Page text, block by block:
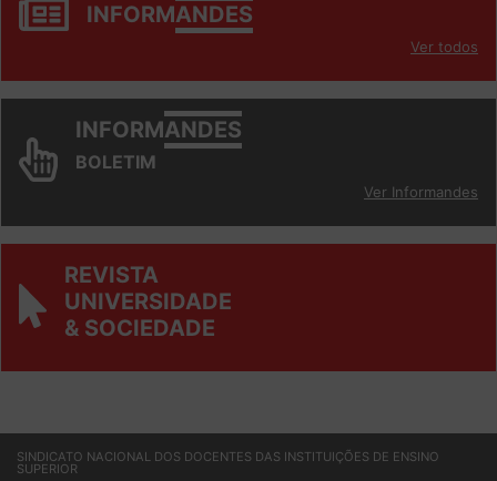
INFORMANDES
Ver todos
INFORMANDES
BOLETIM
Ver Informandes
REVISTA
UNIVERSIDADE
& SOCIEDADE
SINDICATO NACIONAL DOS DOCENTES DAS INSTITUIÇÕES DE ENSINO
SUPERIOR